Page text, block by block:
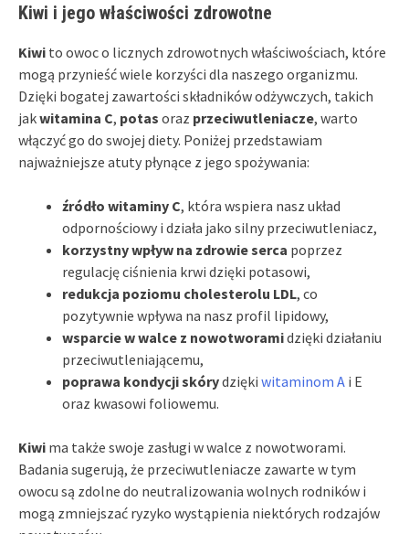
Kiwi i jego właściwości zdrowotne
Kiwi to owoc o licznych zdrowotnych właściwościach, które
mogą przynieść wiele korzyści dla naszego organizmu.
Dzięki bogatej zawartości składników odżywczych, takich
jakwitamina C, potas oraz przeciwutleniacze, warto
włączyć go do swojej diety. Poniżej przedstawiam
najważniejsze atuty płynące z jego spożywania:
źródło witaminy C, która wspiera nasz układ
odpornościowy i działa jako silny przeciwutleniacz,
korzystny wpływ na zdrowie serca poprzez
regulację ciśnienia krwi dzięki potasowi,
redukcja poziomu cholesterolu LDL, co
pozytywnie wpływa na nasz profil lipidowy,
wsparcie w walce z nowotworamidzięki działaniu
przeciwutleniającemu,
poprawa kondycji skórydzięki witaminom A i E
oraz kwasowi foliowemu.
Kiwi ma także swoje zasługi w walce z nowotworami.
Badania sugerują, że przeciwutleniacze zawarte w tym
owocu są zdolne do neutralizowania wolnych rodników i
mogą zmniejszać ryzyko wystąpienia niektórych rodzajów